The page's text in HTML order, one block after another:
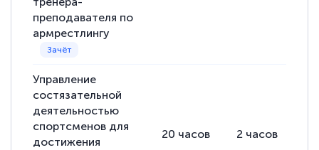
преподавателя по
армрестлингу
Управление
состязательной
деятельностью
спортсменов для
достижения
20 часов 2 часов